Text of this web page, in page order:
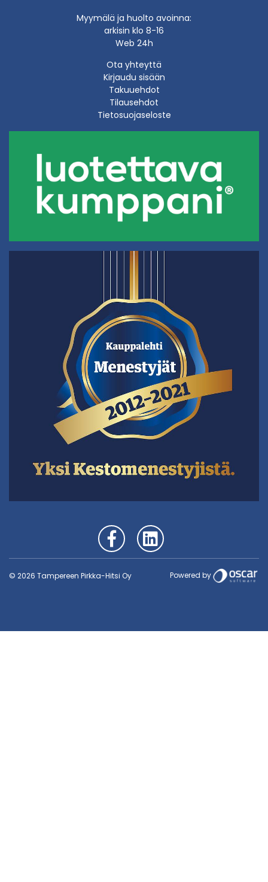
Myymälä ja huolto avoinna:
arkisin klo 8-16
Web 24h
Ota yhteyttä
Kirjaudu sisään
Takuuehdot
Tilausehdot
Tietosuojaseloste
© 2026 Tampereen Pirkka-Hitsi Oy Powered by